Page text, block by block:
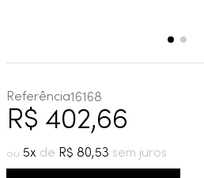
Referência16168
R$ 402,66
5 R$ 80,53